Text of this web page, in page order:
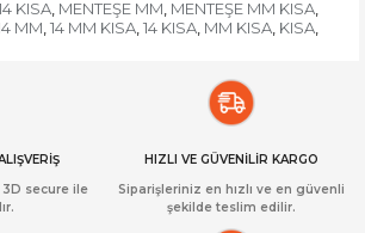
KISA, MENTEŞE MM, MENTEŞE MM KISA,
MM, 14 MM KISA, 14 KISA, MM KISA, KISA,
3D secure ile
HIZLI VE GÜVENİLİR KARGO
Siparişleriniz en hızlı ve en güvenli
şekilde teslim edilir.